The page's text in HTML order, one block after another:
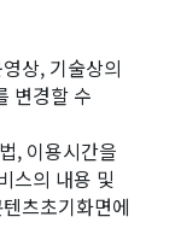
상, 기술상의
변경할 수
, 이용시간을
스의 내용 및
츠초기화면에